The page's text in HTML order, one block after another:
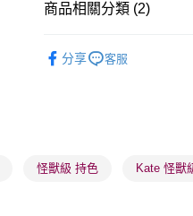
送貨方式
每筆HK$65.00，滿
物流公司進行物流配送
商品相關分類 (2)
分享 客服
怪獸級 持色 Kate 怪獸